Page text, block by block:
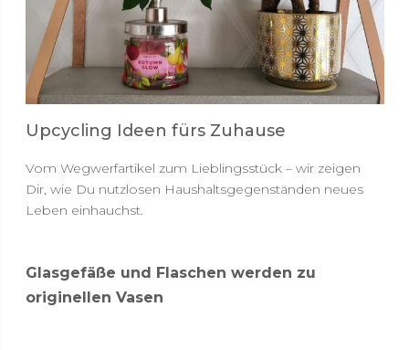
Upcycling Ideen fürs Zuhause
Vom Wegwerfartikel zum Lieblingsstück – wir zeigen
Dir, wie Du nutzlosen Haushaltsgegenständen neues
Leben einhauchst.
Glasgefäße und Flaschen werden zu
originellen Vasen